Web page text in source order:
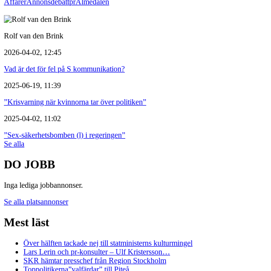
AffärerAnnonsdebattprAlmedalen
Rolf van den Brink
2026-04-02, 12:45
Vad är det för fel på S kommunikation?
2025-06-19, 11:39
”Krisvarning när kvinnorna tar över politiken”
2025-04-02, 11:02
”Sex-säkerhetsbomben (l) i regeringen”
Se alla
DO JOBB
Inga lediga jobbannonser.
Se alla platsannonser
Mest läst
Över hälften tackade nej till statministerns kulturmingel
Lars Lerin och pr-konsulter – Ulf Kristersson…
SKR hämtar presschef från Region Stockholm
Toppolitikerna”valfärdar” till Piteå